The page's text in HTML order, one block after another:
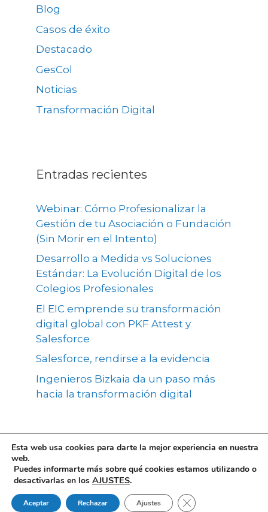
Blog
Casos de éxito
Destacado
GesCol
Noticias
Transformación Digital
Entradas recientes
Webinar: Cómo Profesionalizar la
Gestión de tu Asociación o Fundación
(Sin Morir en el Intento)
Desarrollo a Medida vs Soluciones
Estándar: La Evolución Digital de los
Colegios Profesionales
El EIC emprende su transformación
digital global con PKF Attest y
Salesforce
Salesforce, rendirse a la evidencia
Ingenieros Bizkaia da un paso más
hacia la transformación digital
©Copyright 2026, Colegios profesionales GescolPKF ATTEST
Política de privacidad Política de cookies
Esta web usa cookies para darte la mejor experiencia en nuestra
web.
Puedes informarte más sobre qué cookies estamos utilizando o
desactivarlas en los AJUSTES.
Aceptar Rechazar Ajustes Cerrar el banner de